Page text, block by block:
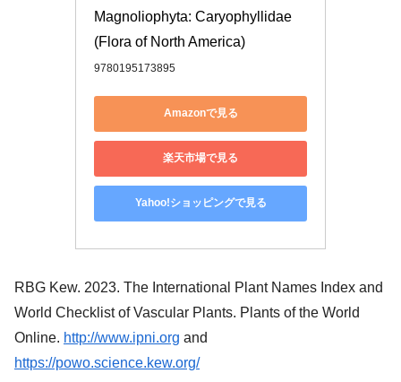
Magnoliophyta: Caryophyllidae
(Flora of North America)
9780195173895
Amazonで見る
楽天市場で見る
Yahoo!ショッピングで見る
RBG Kew. 2023. The International Plant Names Index and
World Checklist of Vascular Plants. Plants of the World
Online. http://www.ipni.org and
https://powo.science.kew.org/